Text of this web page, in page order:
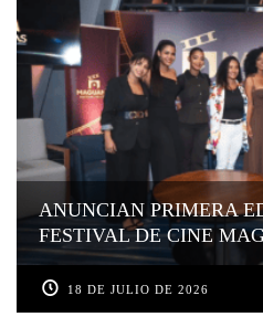
ANUNCIAN PRIMERA
FESTIVAL DE CINE
18 DE JULIO DE 2026